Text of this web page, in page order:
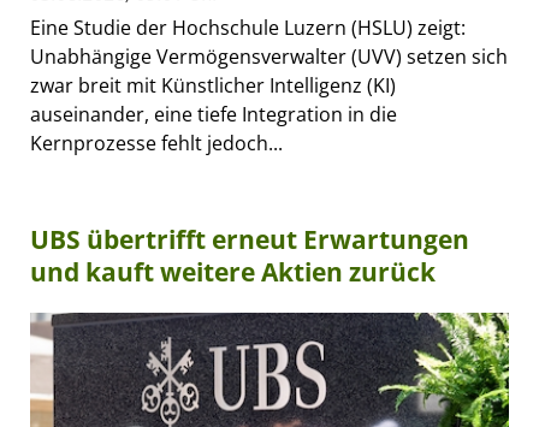
Eine Studie der Hochschule Luzern (HSLU) zeigt:
Unabhängige Vermögensverwalter (UVV) setzen sich
zwar breit mit Künstlicher Intelligenz (KI)
auseinander, eine tiefe Integration in die
Kernprozesse fehlt jedoch...
UBS übertrifft erneut Erwartungen
und kauft weitere Aktien zurück